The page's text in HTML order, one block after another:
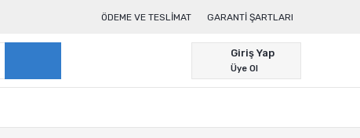
ÖDEME VE TESLIMAT GARANTI ŞARTLARI
Giriş Yap
Üye Ol